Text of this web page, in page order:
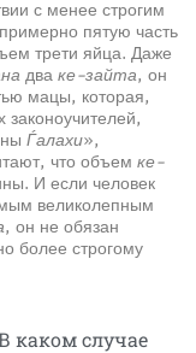
с менее строгим
пятую часть
трети яйца. Даже
два ке-зайта, он
мацы, которая,
законоучителей,
Ѓалахи»,
что объем ке-
И если человек
великолепным
, он не обязан
более строгому
каком случае